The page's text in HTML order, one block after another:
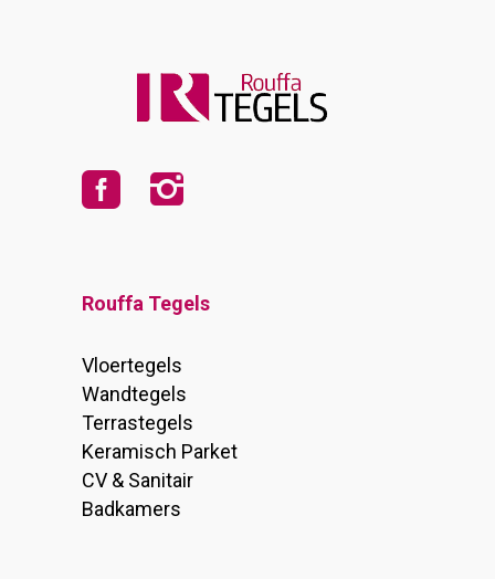
Rouffa Tegels
Vloertegels
Wandtegels
Terrastegels
Keramisch Parket
CV & Sanitair
Badkamers